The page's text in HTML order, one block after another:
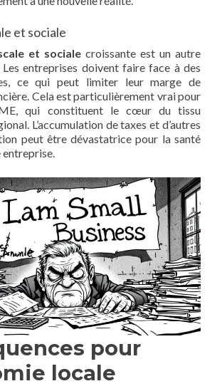
et sociale
et sociale croissante est un autre
entreprises doivent faire face à des
ce qui peut limiter leur marge de
Cela est particulièrement vrai pour
qui constituent le cœur du tissu
L’accumulation de taxes et d’autres
peut être dévastatrice pour la santé
entreprise.
pour
locale